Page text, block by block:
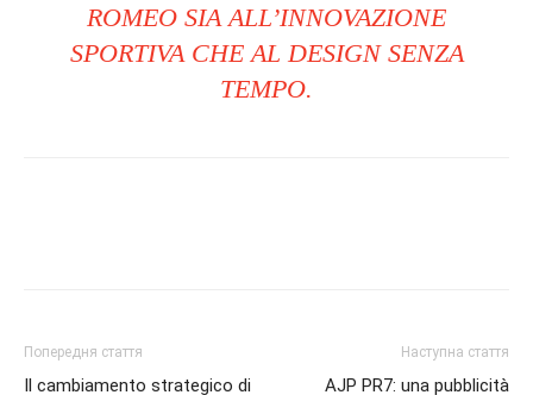
ROMEO SIA ALL’INNOVAZIONE
SPORTIVA CHE AL DESIGN SENZA
TEMPO.
Попередня стаття
Il cambiamento strategico di
Наступна стаття
AJP PR7: una pubblicità